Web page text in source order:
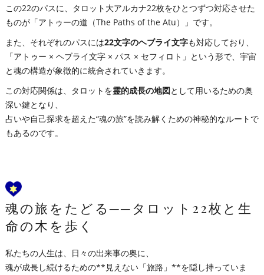
この22のパスに、タロット大アルカナ22枚をひとつずつ対応させた
ものが「アトゥーの道（The Paths of the Atu）」です。
また、それぞれのパスには22文字のヘブライ文字も対応しており、
「アトゥー × ヘブライ文字 × パス × セフィロト」という形で、宇宙
と魂の構造が象徴的に統合されていきます。
この対応関係は、タロットを霊的成長の地図として用いるための奥
深い鍵となり、
占いや自己探求を超えた“魂の旅”を読み解くための神秘的なルートで
もあるのです。
魂の旅をたどる──タロット22枚と生
命の木を歩く
私たちの人生は、日々の出来事の奥に、
魂が成長し続けるための**見えない「旅路」**を隠し持っていま